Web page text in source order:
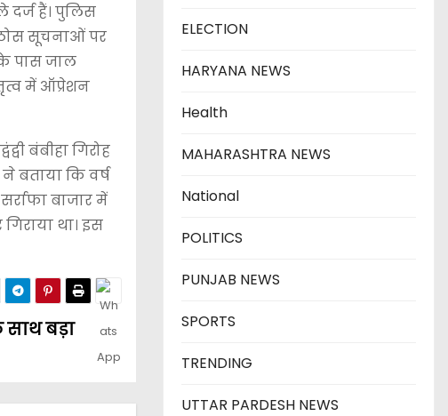
हैं। पुलिस
ठोस सूचनाओं पर
के पास जाल
में ऑप्रेशन
बंबीहा गिरोह
बताया कि वर्ष
बाजार में
था। इस
साथ बड़ा
ELECTION
HARYANA NEWS
Health
MAHARASHTRA NEWS
National
POLITICS
PUNJAB NEWS
SPORTS
TRENDING
UTTAR PARDESH NEWS